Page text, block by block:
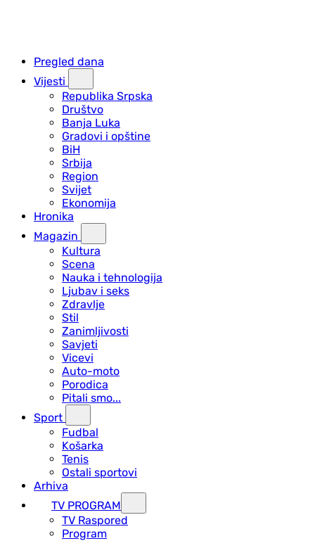
Pregled dana
Vijesti
Republika Srpska
Društvo
Banja Luka
Gradovi i opštine
BiH
Srbija
Region
Svijet
Ekonomija
Hronika
Magazin
Kultura
Scena
Nauka i tehnologija
Ljubav i seks
Zdravlje
Stil
Zanimljivosti
Savjeti
Vicevi
Auto-moto
Porodica
Pitali smo...
Sport
Fudbal
Košarka
Tenis
Ostali sportovi
Arhiva
TV PROGRAM
ТV Raspored
Program